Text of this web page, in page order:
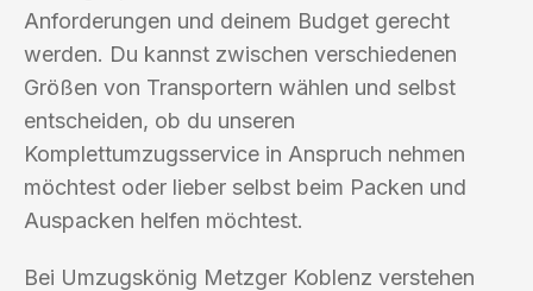
Anforderungen und deinem Budget gerecht
werden. Du kannst zwischen verschiedenen
Größen von Transportern wählen und selbst
entscheiden, ob du unseren
Komplettumzugsservice in Anspruch nehmen
möchtest oder lieber selbst beim Packen und
Auspacken helfen möchtest.
Bei Umzugskönig Metzger Koblenz verstehen